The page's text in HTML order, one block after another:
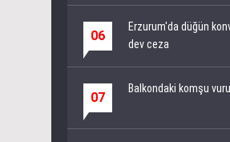
06
Erzurum'da düğün
dev ceza
07
Balkondaki komşu